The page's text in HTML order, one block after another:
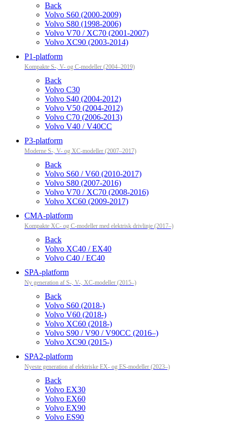
Back
Volvo S60 (2000-2009)
Volvo S80 (1998-2006)
Volvo V70 / XC70 (2001-2007)
Volvo XC90 (2003-2014)
P1-platform
Kompakte S-, V- og C-modeller (2004–2019)
Back
Volvo C30
Volvo S40 (2004-2012)
Volvo V50 (2004-2012)
Volvo C70 (2006-2013)
Volvo V40 / V40CC
P3-platform
Moderne S-, V- og XC-modeller (2007–2017)
Back
Volvo S60 / V60 (2010-2017)
Volvo S80 (2007-2016)
Volvo V70 / XC70 (2008-2016)
Volvo XC60 (2009-2017)
CMA-platform
Kompakte XC- og C-modeller med elektrisk drivlinje (2017–)
Back
Volvo XC40 / EX40
Volvo C40 / EC40
SPA-platform
Ny generation af S-, V-, XC-modeller (2015–)
Back
Volvo S60 (2018-)
Volvo V60 (2018-)
Volvo XC60 (2018-)
Volvo S90 / V90 / V90CC (2016–)
Volvo XC90 (2015-)
SPA2-platform
Nyeste generation af elektriske EX- og ES-modeller (2023–)
Back
Volvo EX30
Volvo EX60
Volvo EX90
Volvo ES90